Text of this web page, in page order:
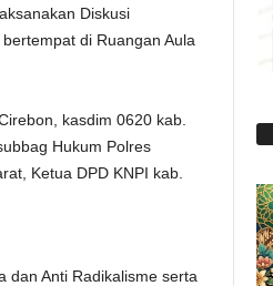
Diskusi
di Ruangan Aula
kasdim 0620 kab.
Hukum Polres
Ketua DPD KNPI kab.
dan Anti Radikalisme serta